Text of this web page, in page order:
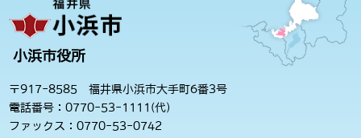
小浜市役所
〒917-8585 福井県小浜市大手町6番3号
電話番号：0770-53-1111(代)
ファックス：0770-53-0742